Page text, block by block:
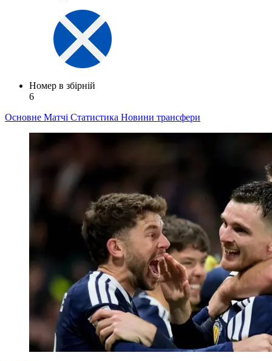
Номер в збірній
6
Основне Матчі Статистика Новини трансфери